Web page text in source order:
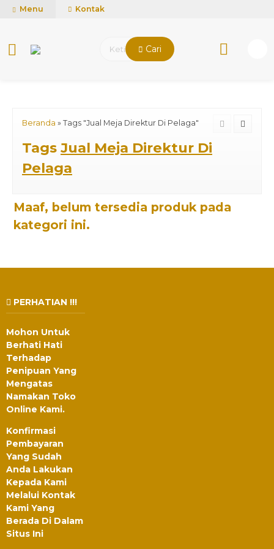
mUCn7CwGawCVTvwq7a99f4AgACOVgZvYEW65FFSDBf0
Menu Kontak
Cari
Beranda » Tags "Jual Meja Direktur Di Pelaga"
Tags Jual Meja Direktur Di
Pelaga
Maaf, belum tersedia produk pada
kategori ini.
PERHATIAN !!!
Mohon Untuk
Berhati Hati
Terhadap
Penipuan Yang
Mengatas
Namakan Toko
Online Kami.
Konfirmasi
Pembayaran
Yang Sudah
Anda Lakukan
Kepada Kami
Melalui Kontak
Kami Yang
Berada Di Dalam
Situs Ini